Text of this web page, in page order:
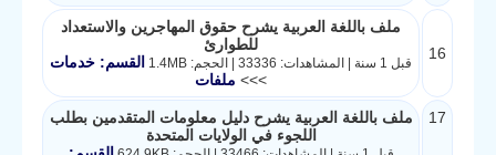
16
ملف باللغة العربية يشرح حقوق المهاجرين والاستعداد
للطوارئ
قبل 1 سنة | المشاهدات: 33336 | الحجم: 1.4MB
القسم: خدمات
>>> ملفات
17
ملف باللغة العربية يشرح دليل معلومات المتقدمين بطلب
اللجوء في الولايات المتحدة